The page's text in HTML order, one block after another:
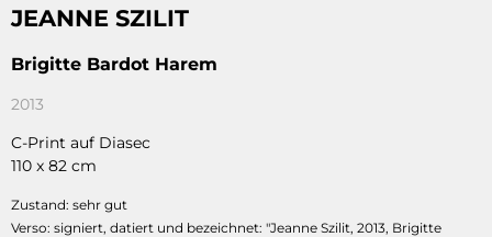
JEANNE SZILIT
Brigitte Bardot Harem
2013
C-Print auf Diasec
110 x 82 cm
Zustand: sehr gut
Verso: signiert, datiert und bezeichnet: "Jeanne Szilit, 2013, Brigitte